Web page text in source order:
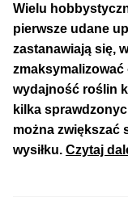
Wielu
pierwsze udane
zastanawiają się,
wydajność roślin
kilka
można zwiększać
wysiłku. Czytaj